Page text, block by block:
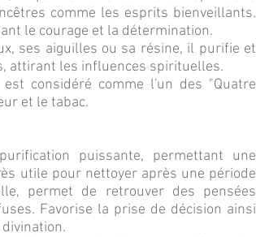
comme les esprits bienveillants.
le courage et la détermination.
attirant les influences spirituelles.
et le tabac.
utile pour nettoyer après une période
permet de retrouver des pensées
Favorise la prise de décision ainsi